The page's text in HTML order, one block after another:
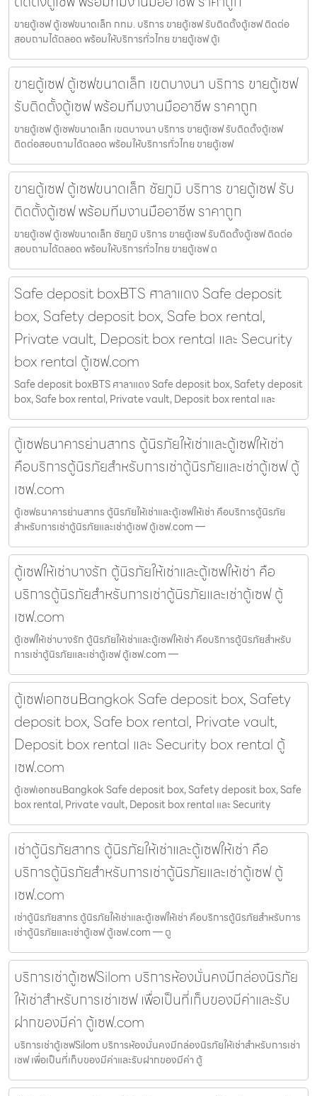
ขายตู้เซฟ ตู้เซฟขนาดเล็ก กทม. บริการ ขายตู้เซฟ รับติดตั้งตู้เซฟ ติดต่อ
สอบถามได้ตลอด พร้อมให้บริการทั่วไทย ขายตู้เซฟ ตู้เ
ขายตู้เซฟ ตู้เซฟขนาดเล็ก เขตบางนา บริการ ขายตู้เซฟ
รับติดตั้งตู้เซฟ พร้อมทีมงานมืออาชีพ ราคาถูก
ขายตู้เซฟ ตู้เซฟขนาดเล็ก เขตบางนา บริการ ขายตู้เซฟ รับติดตั้งตู้เซฟ
ติดต่อสอบถามได้ตลอด พร้อมให้บริการทั่วไทย ขายตู้เซฟ
ขายตู้เซฟ ตู้เซฟขนาดเล็ก ชัยภูมิ บริการ ขายตู้เซฟ รับ
ติดตั้งตู้เซฟ พร้อมทีมงานมืออาชีพ ราคาถูก
ขายตู้เซฟ ตู้เซฟขนาดเล็ก ชัยภูมิ บริการ ขายตู้เซฟ รับติดตั้งตู้เซฟ ติดต่อ
สอบถามได้ตลอด พร้อมให้บริการทั่วไทย ขายตู้เซฟ ต
Safe deposit boxBTS ศาลาแดง Safe deposit
box, Safety deposit box, Safe box rental,
Private vault, Deposit box rental และ Security
box rental ตู้เซฟ.com
Safe deposit boxBTS ศาลาแดง Safe deposit box, Safety deposit
box, Safe box rental, Private vault, Deposit box rental และ
ตู้เซฟธนาคารย่านสาทร ตู้นิรภัยให้เช่าและตู้เซฟให้เช่า
คือบริการตู้นิรภัยสำหรับการเช่าตู้นิรภัยและเช่าตู้เซฟ ตู้
เซฟ.com
ตู้เซฟธนาคารย่านสาทร ตู้นิรภัยให้เช่าและตู้เซฟให้เช่า คือบริการตู้นิรภัย
สำหรับการเช่าตู้นิรภัยและเช่าตู้เซฟ ตู้เซฟ.com —
ตู้เซฟให้เช่าบางรัก ตู้นิรภัยให้เช่าและตู้เซฟให้เช่า คือ
บริการตู้นิรภัยสำหรับการเช่าตู้นิรภัยและเช่าตู้เซฟ ตู้
เซฟ.com
ตู้เซฟให้เช่าบางรัก ตู้นิรภัยให้เช่าและตู้เซฟให้เช่า คือบริการตู้นิรภัยสำหรับ
การเช่าตู้นิรภัยและเช่าตู้เซฟ ตู้เซฟ.com —
ตู้เซฟเอกชนBangkok Safe deposit box, Safety
deposit box, Safe box rental, Private vault,
Deposit box rental และ Security box rental ตู้
เซฟ.com
ตู้เซฟเอกชนBangkok Safe deposit box, Safety deposit box, Safe
box rental, Private vault, Deposit box rental และ Security
เช่าตู้นิรภัยสาทร ตู้นิรภัยให้เช่าและตู้เซฟให้เช่า คือ
บริการตู้นิรภัยสำหรับการเช่าตู้นิรภัยและเช่าตู้เซฟ ตู้
เซฟ.com
เช่าตู้นิรภัยสาทร ตู้นิรภัยให้เช่าและตู้เซฟให้เช่า คือบริการตู้นิรภัยสำหรับการ
เช่าตู้นิรภัยและเช่าตู้เซฟ ตู้เซฟ.com — ตู
บริการเช่าตู้เซฟSilom บริการห้องมั่นคงมีกล่องนิรภัย
ให้เช่าสำหรับการเช่าเซฟ เพื่อเป็นที่เก็บของมีค่าและรับ
ฝากของมีค่า ตู้เซฟ.com
บริการเช่าตู้เซฟSilom บริการห้องมั่นคงมีกล่องนิรภัยให้เช่าสำหรับการเช่า
เซฟ เพื่อเป็นที่เก็บของมีค่าและรับฝากของมีค่า ตู้